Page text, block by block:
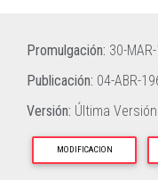
Promulgación: 30-
Publicación: 04-ABR-
Versión: Última
MODIFICACION